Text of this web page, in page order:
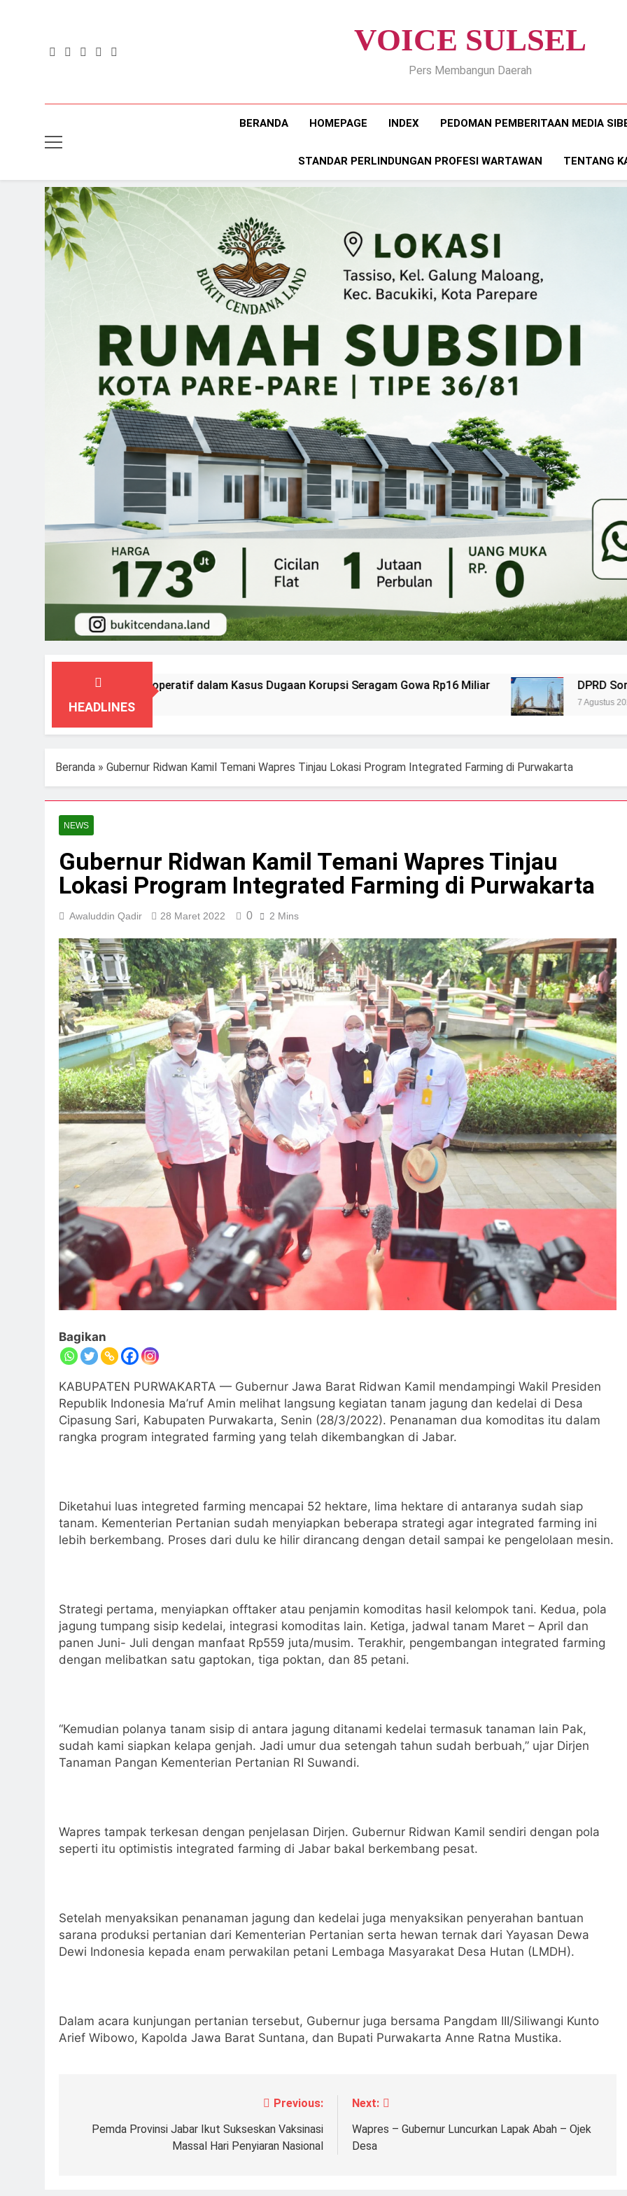
VOICE SULSEL
Pers Membangun Daerah
BERANDA HOMEPAGE INDEX PEDOMAN PEMBERITAAN MEDIA
STANDAR PERLINDUNGAN PROFESI WARTAWAN TENTANG
HEADLINES
Kooperatif dalam Kasus Dugaan Korupsi Seragam Gowa Rp16 Miliar DPRD Soroti Aktivitas
7 Agustus 2026
Beranda » Gubernur Ridwan Kamil Temani Wapres Tinjau Lokasi Program Integrated Farming di Purwakarta
NEWS
Gubernur Ridwan Kamil Temani Wapres Tinjau
Lokasi Program Integrated Farming di Purwakarta
Awaluddin Qadir 28 Maret 2022 0 2 Mins
Bagikan
KABUPATEN PURWAKARTA — Gubernur Jawa Barat Ridwan Kamil mendampingi Wakil Presiden
Republik Indonesia Ma’ruf Amin melihat langsung kegiatan tanam jagung dan kedelai di Desa
Cipasung Sari, Kabupaten Purwakarta, Senin (28/3/2022). Penanaman dua komoditas itu dalam
rangka program integrated farming yang telah dikembangkan di Jabar.
Diketahui luas integreted farming mencapai 52 hektare, lima hektare di antaranya sudah siap
tanam. Kementerian Pertanian sudah menyiapkan beberapa strategi agar integrated farming ini
lebih berkembang. Proses dari dulu ke hilir dirancang dengan detail sampai ke pengelolaan mesin.
Strategi pertama, menyiapkan offtaker atau penjamin komoditas hasil kelompok tani. Kedua, pola
jagung tumpang sisip kedelai, integrasi komoditas lain. Ketiga, jadwal tanam Maret – April dan
panen Juni- Juli dengan manfaat Rp559 juta/musim. Terakhir, pengembangan integrated farming
dengan melibatkan satu gaptokan, tiga poktan, dan 85 petani.
“Kemudian polanya tanam sisip di antara jagung ditanami kedelai termasuk tanaman lain Pak,
sudah kami siapkan kelapa genjah. Jadi umur dua setengah tahun sudah berbuah,” ujar Dirjen
Tanaman Pangan Kementerian Pertanian RI Suwandi.
Wapres tampak terkesan dengan penjelasan Dirjen. Gubernur Ridwan Kamil sendiri dengan pola
seperti itu optimistis integrated farming di Jabar bakal berkembang pesat.
Setelah menyaksikan penanaman jagung dan kedelai juga menyaksikan penyerahan bantuan
sarana produksi pertanian dari Kementerian Pertanian serta hewan ternak dari Yayasan Dewa
Dewi Indonesia kepada enam perwakilan petani Lembaga Masyarakat Desa Hutan (LMDH).
Dalam acara kunjungan pertanian tersebut, Gubernur juga bersama Pangdam III/Siliwangi Kunto
Arief Wibowo, Kapolda Jawa Barat Suntana, dan Bupati Purwakarta Anne Ratna Mustika.
pos
Previous:
Pemda Provinsi Jabar Ikut Sukseskan Vaksinasi
Massal Hari Penyiaran Nasional
Next:
Wapres – Gubernur Luncurkan Lapak Abah – Ojek
Desa